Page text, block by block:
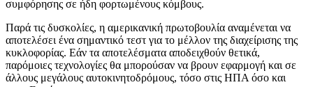
συμφόρησης σε ήδη φορτωμένους κόμβους.
Παρά τις δυσκολίες, η αμερικανική πρωτοβουλία αναμένεται να
αποτελέσει ένα σημαντικό τεστ για το μέλλον της διαχείρισης της
κυκλοφορίας. Εάν τα αποτελέσματα αποδειχθούν θετικά,
παρόμοιες τεχνολογίες θα μπορούσαν να βρουν εφαρμογή και σε
άλλους μεγάλους αυτοκινητοδρόμους, τόσο στις ΗΠΑ όσο και